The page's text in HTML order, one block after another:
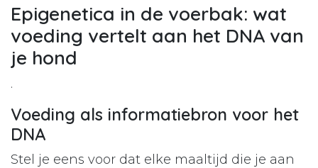
Epigenetica in de voerbak: wat
voeding vertelt aan het DNA van
je hond
.
Voeding als informatiebron voor het
DNA
Stel je eens voor dat elke maaltijd die je aan